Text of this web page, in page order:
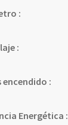
:
:
encendido :
Energética :